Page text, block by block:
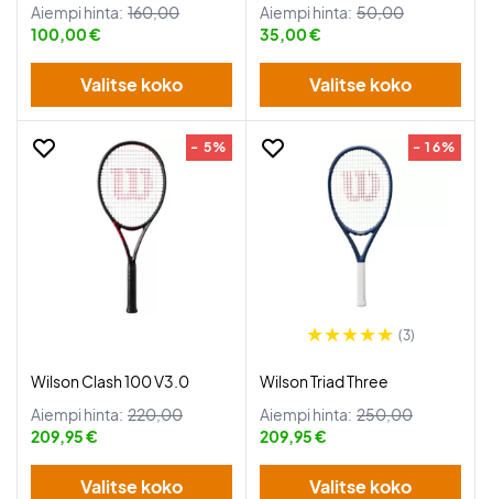
Aiempi hinta: 160,00
100,00 €
Valitse koko
Aiempi hinta: 50,00
35,00 €
Valitse koko
- 5%
Wilson Clash 100 V3.0
Aiempi hinta: 220,00
209,95 €
Valitse koko
- 16%
(3)
Wilson Triad Three
Aiempi hinta: 250,00
209,95 €
Valitse koko